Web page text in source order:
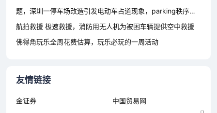
题，深圳一停车场改造引发电动车占道现象，parking秩序重构的挑战与思考
航拍救援 极速救援，消防用无人机为被困车辆提供空中救援
佛得角玩乐全周花费估算，玩乐必玩的一周活动
友情链接
金证券 中国贸易网